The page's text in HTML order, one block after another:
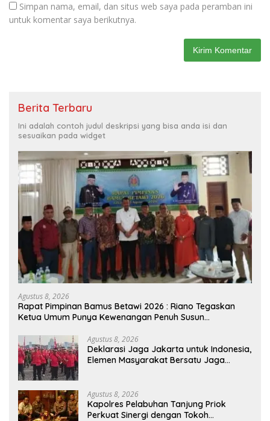
Simpan nama, email, dan situs web saya pada peramban ini
untuk komentar saya berikutnya.
Berita Terbaru
Ini adalah contoh judul deskripsi yang bisa anda isi dan
sesuaikan pada widget
Agustus 8, 2026
Rapat Pimpinan Bamus Betawi 2026 : Riano Tegaskan
Ketua Umum Punya Kewenangan Penuh Susun
Agustus 8, 2026
Deklarasi Jaga Jakarta untuk Indonesia,
Elemen Masyarakat Bersatu Jaga
Agustus 8, 2026
Kapolres Pelabuhan Tanjung Priok
Perkuat Sinergi dengan Tokoh